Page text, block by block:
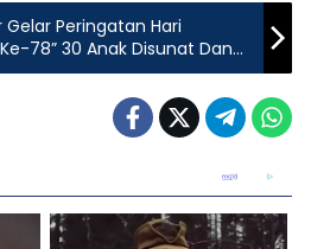
Gelar Peringatan Hari
78” 30 Anak Disunat Dan
Kesehatan Gratis